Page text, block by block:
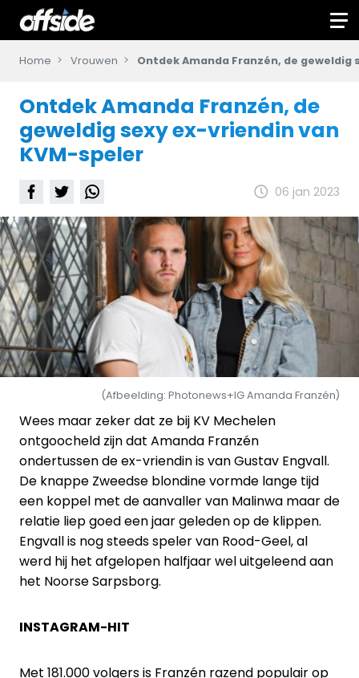
Home Vrouwen Ontdek Amanda Franzén, de
Ontdek Amanda Franzén, de
geweldig sexy ex-vriendin van
KVM-speler
06 jan 2023
(Afbeelding: Photonews+IG Amanda Franzén)
Wees maar zeker dat ze bij KV Mechelen
ontgoocheld zijn dat Amanda Franzén
ondertussen de ex-vriendin is van Gustav Engvall.
De knappe Zweedse blondine vormde lange tijd
een koppel met de aanvaller van Malinwa maar de
relatie liep goed een jaar geleden op de klippen.
Engvall is nog steeds speler van Rood-Geel, al
werd hij het afgelopen halfjaar wel uitgeleend aan
het Noorse Sarpsborg.
INSTAGRAM-HIT
Met 181.000 volgers is Franzén razend populair op